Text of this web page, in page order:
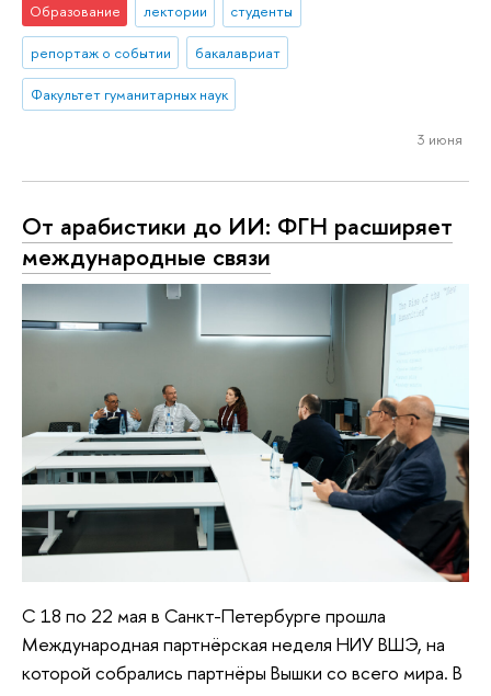
Образование лектории студенты
репортаж о событии бакалавриат
Факультет гуманитарных наук
3 июня
От арабистики до ИИ: ФГН расширяет
международные связи
С 18 по 22 мая в Санкт-Петербурге прошла
Международная партнёрская неделя НИУ ВШЭ, на
которой собрались партнёры Вышки со всего мира. В